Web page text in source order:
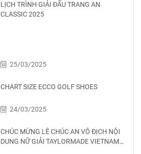
LỊCH TRÌNH GIẢI ĐẤU TRANG AN
CLASSIC 2025
25/03/2025
CHART SIZE ECCO GOLF SHOES
24/03/2025
CHÚC MỪNG LÊ CHÚC AN VÔ ĐỊCH NỘI
DUNG NỮ GIẢI TAYLORMADE VIETNAM